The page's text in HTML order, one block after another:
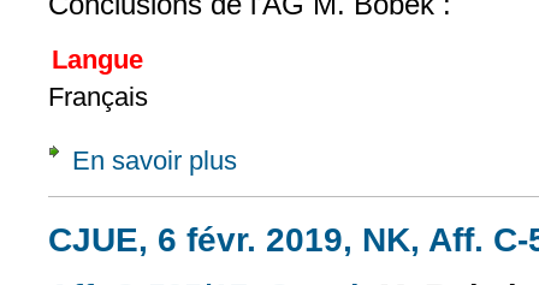
Langue
Français
En savoir plus
CJUE, 6 févr. 2019, NK, Aff.